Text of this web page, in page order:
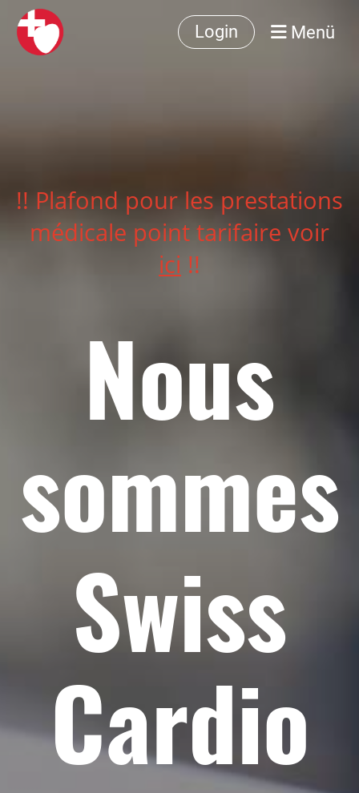
Login Menü
!! Plafond pour les prestations
médicale point tarifaire voir
ici !!
Nous
sommes
Swiss
Cardio